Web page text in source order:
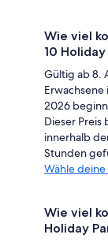
Wie viel
10 Holiday
Gültig ab 8.
Erwachsene
2026
Dieser
innerhalb
Stunden
Wähle
Wie viel
Holiday